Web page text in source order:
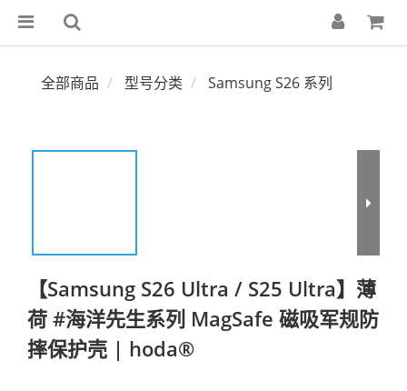
全部商品 型号分类 Samsung S26 系列
【Samsung S26 Ultra / S25 Ultra】薄
荷 #海洋先生系列 MagSafe 磁吸军规防
摔保护壳 | hoda®